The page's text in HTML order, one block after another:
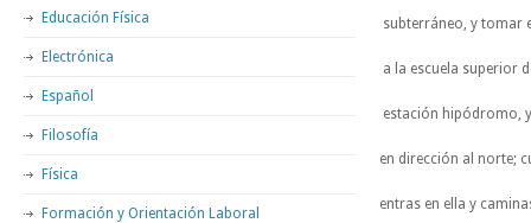
subterráneo, y tomar
a la escuela superior
estación hipódromo,
en dirección al norte;
entras en ella y
Educación Física
Electrónica
Español
Filosofía
Física
Formación y Orientación Laboral